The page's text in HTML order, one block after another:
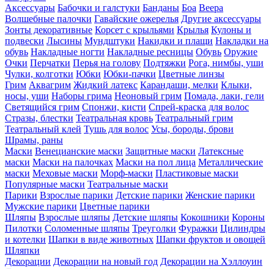
Аксессуары Бабочки и галстуки Банданы Боа Веера
Волшебные палочки Гавайские ожерелья Другие аксессуары
Зонты декоративные Корсет с крыльями Крылья Кулоны и
подвески Лысины Мундштуки Накидки и плащи Накладки на
обувь Накладные ногти Накладные ресницы Обувь Оружие
Очки Перчатки Перья на голову Подтяжки Рога, нимбы, уши
Чулки, колготки Юбки Юбки-пачки Цветные линзы
Грим Аквагрим Жидкий латекс Карандаши, мелки Клыки,
носы, уши Наборы грима Неоновый грим Помада, лаки, гели
Светящийся грим Спонжи, кисти Спрей-краска для волос
Стразы, блестки Театральная кровь Театральный грим
Театральный клей Тушь для волос Усы, бороды, брови
Шрамы, раны
Маски Венецианские маски Защитные маски Латексные
маски Маски на палочках Маски на пол лица Металлические
маски Меховые маски Морф-маски Пластиковые маски
Популярные маски Театральные маски
Парики Взрослые парики Детские парики Женские парики
Мужские парики Цветные парики
Шляпы Взрослые шляпы Детские шляпы Кокошники Короны
Пилотки Соломенные шляпы Треуголки Фуражки Цилиндры
и котелки Шапки в виде животных Шапки фруктов и овощей
Шляпки
Декорации Декорации на новый год Декорации на Хэллоуин